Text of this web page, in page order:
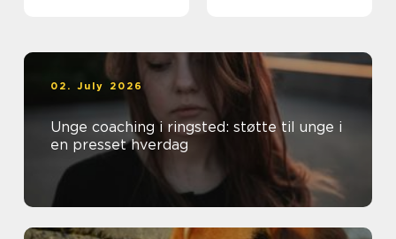
02. July 2026
Unge coaching i ringsted: støtte til unge i
en presset hverdag